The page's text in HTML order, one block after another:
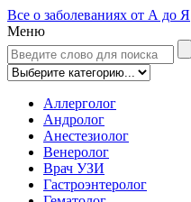
Все о заболеваниях от А до Я
Меню
Аллерголог
Андролог
Анестезиолог
Венеролог
Врач УЗИ
Гастроэнтеролог